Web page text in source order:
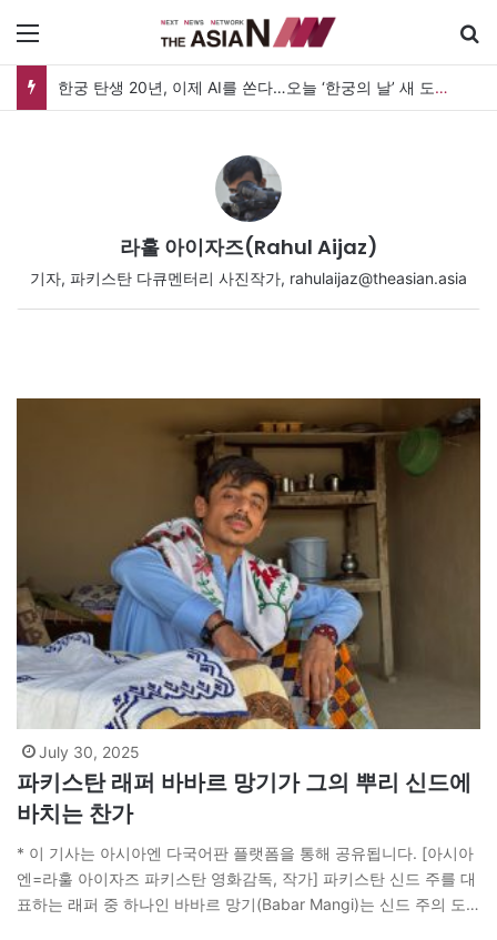
한궁 탄생 20년, 이제 AI를 쏜다…오늘 ‘한궁의 날’ 새 도약 선언
라훌 아이자즈(Rahul Aijaz)
기자, 파키스탄 다큐멘터리 사진작가, rahulaijaz@theasian.asia
July 30, 2025
파키스탄 래퍼 바바르 망기가 그의 뿌리 신드에
바치는 찬가
* 이 기사는 아시아엔 다국어판 플랫폼을 통해 공유됩니다. [아시아
엔=라훌 아이자즈 파키스탄 영화감독, 작가] 파키스탄 신드 주를 대
표하는 래퍼 중 하나인 바바르 망기(Babar Mangi)는 신드 주의 도